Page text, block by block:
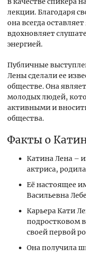
лекции. Благодаря
она всегда
вдохновляет
энергией.
Публичные
Лены сделали ее
обществе. Она
молодых людей,
активными и
общества.
Факты о
Катина Лена –
актриса,
Её настоящее
Васильевна
Карьера Кати
подростковом
своей первой
Она получила